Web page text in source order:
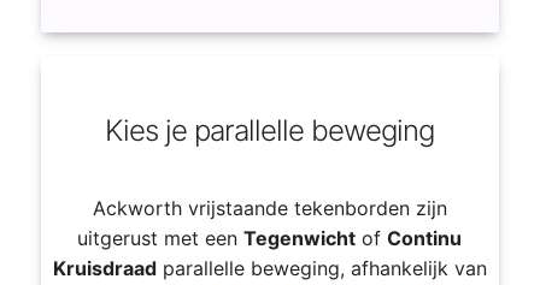
Kies je parallelle beweging
Ackworth vrijstaande tekenborden zijn
uitgerust met eenTegenwicht ofContinu
Kruisdraadparallelle beweging, afhankelijk van